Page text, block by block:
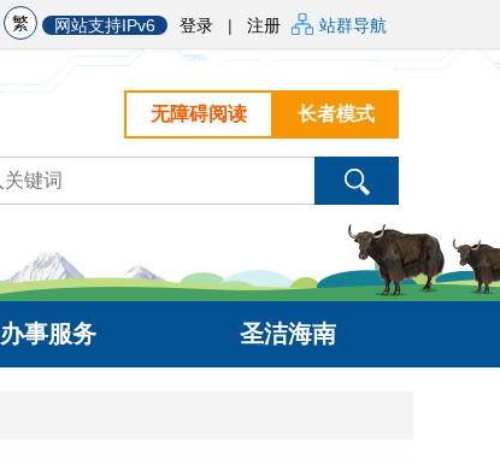
繁 网站支持IPv6 登录 | 注册 站群导航
长者模式
无障碍阅读
办事服务 圣洁海南